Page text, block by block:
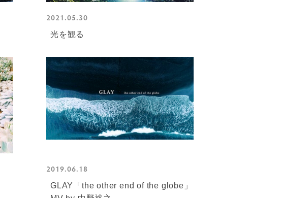
2021.05.30
光を観る
2019.06.18
GLAY「the other end of the globe」